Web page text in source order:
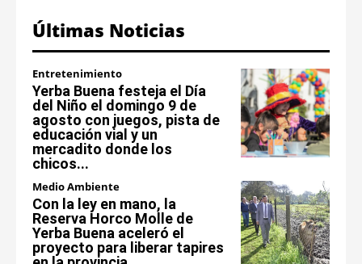
Últimas Noticias
Entretenimiento
Yerba Buena festeja el Día
del Niño el domingo 9 de
agosto con juegos, pista de
educación vial y un
mercadito donde los
chicos...
Medio Ambiente
Con la ley en mano, la
Reserva Horco Molle de
Yerba Buena aceleró el
proyecto para liberar tapires